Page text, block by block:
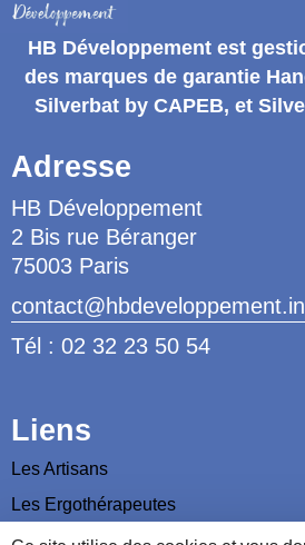
HB Développement est
des marques de garantie
Silverbat by CAPEB, et
Adresse
HB Développement
2 Bis rue Béranger
75003 Paris
Tél : 02 32 23 50 54
Liens
Les Artisans
Les Ergothérapeutes
Nous contacter